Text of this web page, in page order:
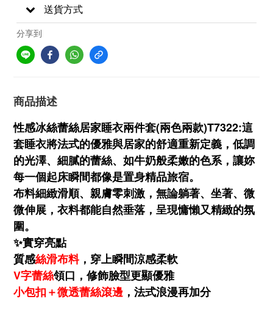
送貨方式
分享到
商品描述
性感冰絲蕾絲居家睡衣兩件套(兩色兩款)T7322:這
套睡衣將法式的優雅與居家的舒適重新定義，低調
的光澤、細膩的蕾絲、如牛奶般柔嫩的色系，讓妳
每一個起床瞬間都像是置身精品旅宿。
布料細緻滑順、親膚零刺激，無論躺著、坐著、微
微伸展，衣料都能自然垂落，呈現慵懶又精緻的氛
圍。
✨實穿亮點
質感絲滑布料 ，穿上瞬間涼感柔軟
V字蕾絲領口，修飾臉型更顯優雅
小包扣＋微透蕾絲滾邊 ，法式浪漫再加分